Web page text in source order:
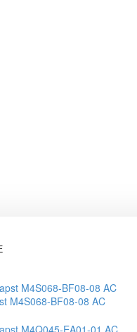
M4S068-BF08-08 AC